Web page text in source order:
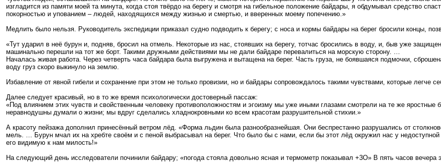
изгладится из памяти моей та минута, когда стоя твёрдо на берегу и смотря на гибельное положение байдары, я обдумывал средство
покорностью и упованием – людей, находящихся между жизнью и смертью, и вверенных моему попечению.»
Медлить было нельзя. Руководитель экспедиции приказал судно подводить к берегу; с носа и кормы байдары на берег бросили концы,
«Тут ударил в неё бурун и, подняв, бросил на отмель. Некоторые из нас, стоявших на берегу, тотчас бросились в воду, и, быв уже
машинально перешли на тот же борт. Такими дружными действиями мы не дали байдаре перевалиться на морскую сторону. …
Началась живая работа. Через четверть часа байдара была выгружена и вытащена на берег. Часть груза, не боявшаяся подмочки,
воду груз скоро выкинуло на землю.
Избавление от явной гибели и сохранение при этом не только провизии, но и байдары сопровождалось такими чувствами, которые легче
Далее следует красивый, но в то же время психологически достоверный пассаж:
«Под влиянием этих чувств и свойственным человеку противоположностям и эгоизму мы уже иными глазами смотрели на те же яростные
неравнодушны думали о жизни; мы вдруг сделались хладнокровными ко всем красотам разрушительной стихии.»
А красоту пейзажа дополнил принесённый ветром лёд. «Форма льдин была разнообразнейшая. Они беспрестанно разрушались от
мель. … Бурун мчал их на хребте своём и с пеной выбрасывал на берег. Что было бы с нами, если бы этот лёд окружил нас у
его видимую к нам милость!»
На следующий день исследователи починили байдару; «погода стояла довольно ясная и термометр показывал +3О» В пять часов вечера